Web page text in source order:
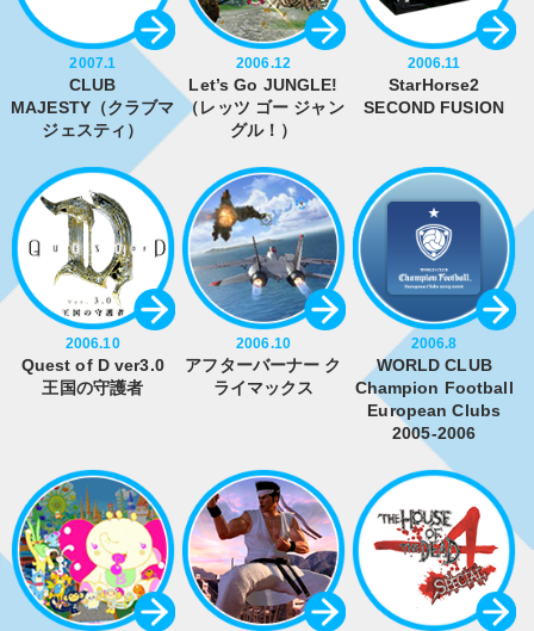
2007.1
CLUB
MAJESTY（クラブマ
ジェスティ）
2006.12
Let’s Go JUNGLE!
（レッツ ゴー ジャン
グル！）
2006.11
StarHorse2
SECOND FUSION
2006.10
Quest of D ver3.0
王国の守護者
2006.10
アフターバーナー ク
ライマックス
2006.8
WORLD CLUB
Champion Football
European Clubs
2005-2006